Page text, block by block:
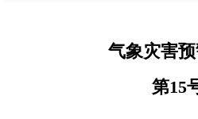
气象灾害
第15